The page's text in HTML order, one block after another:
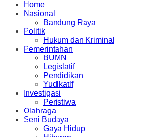
Home
Nasional
Bandung Raya
Politik
Hukum dan Kriminal
Pemerintahan
BUMN
Legislatif
Pendidikan
Yudikatif
Investigasi
Peristiwa
Olahraga
Seni Budaya
Gaya Hidup